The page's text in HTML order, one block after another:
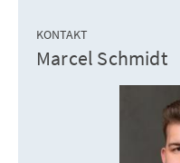
KONTAKT
Marcel Schmidt